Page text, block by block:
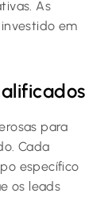
As
em
para
Cada
específico
os leads